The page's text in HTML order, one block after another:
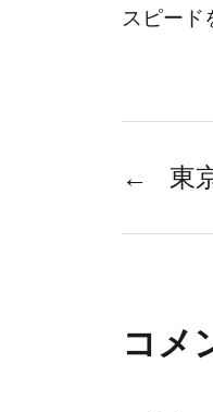
スピード
← 東
コメ